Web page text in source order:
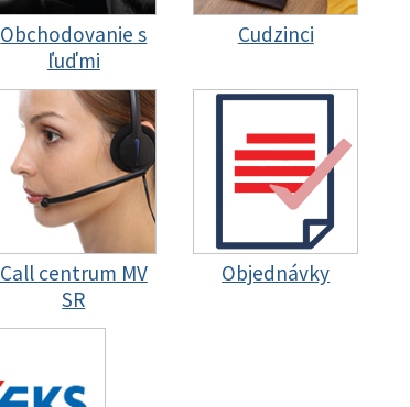
Obchodovanie s
ľuďmi
Cudzinci
Call centrum MV
SR
Objednávky